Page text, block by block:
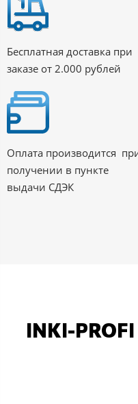
Бесплатная доставка при
заказе от 2.000 рублей
Оплата производится
получении в пункте
выдачи СДЭК
INKI-PROFI